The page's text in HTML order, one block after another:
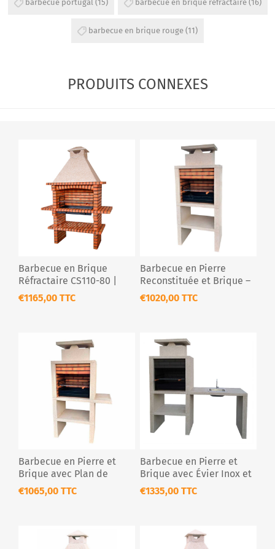
barbecue portugal (15) barbecue en brique refractaire (16)
barbecue en brique rouge (11)
PRODUITS CONNEXES
Barbecue en Brique
Réfractaire CS110-80 |
Grille XL 80cm
€1165,00 TTC
Barbecue en Pierre
Reconstituée et Brique –
Grill 60 cm – CS601-60
€1020,00 TTC
Barbecue en Pierre et
Brique avec Plan de
Travail Réversible – Grill
60 cm
€1065,00 TTC
Barbecue en Pierre et
Brique avec Évier Inox et
Plan de Travail – Grill 60
cm – CS609-60
€1335,00 TTC